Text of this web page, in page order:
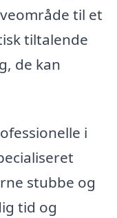
til et
tiltalende
de kan
i
stubbe og
tid og